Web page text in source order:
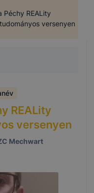
Péchy REALity
versenyen
REALity
versenyen
Mechwart